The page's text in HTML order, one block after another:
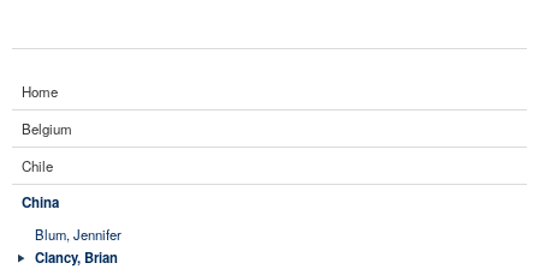
Home
Belgium
Chile
China
Blum, Jennifer
Clancy, Brian